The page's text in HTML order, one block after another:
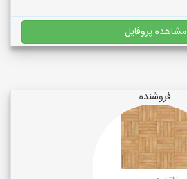
مشاهده پروفایل
فروشنده